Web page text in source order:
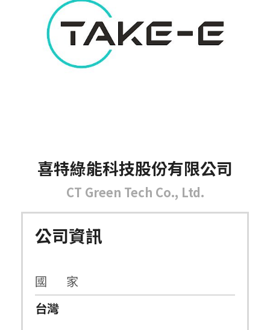
喜特綠能科技股份有限公司
CT Green Tech Co., Ltd.
公司資訊
國 家
台灣